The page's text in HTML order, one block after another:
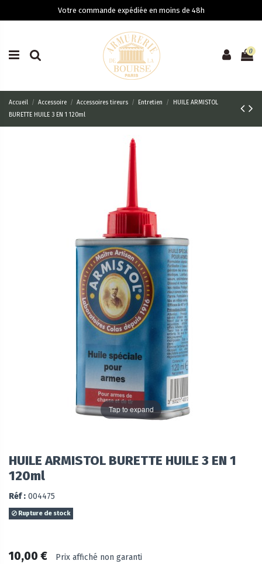
Votre commande expédiée en moins de 48h
0
Accueil Accessoire Accessoires tireurs Entretien
HUILE ARMISTOL
BURETTE HUILE 3 EN 1 120ml
Tap to expand
HUILE ARMISTOL BURETTE HUILE 3 EN 1
120ml
Réf : 004475
Rupture de stock
10,00 € Prix affiché non garanti